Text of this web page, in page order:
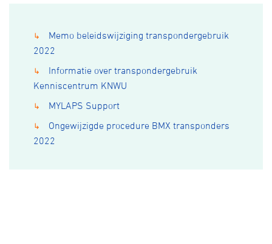
↳
Memo beleidswijziging transpondergebruik
2022
↳
Informatie over transpondergebruik
Kenniscentrum KNWU
↳ MYLAPS Support
↳
Ongewijzigde procedure BMX transponders
2022